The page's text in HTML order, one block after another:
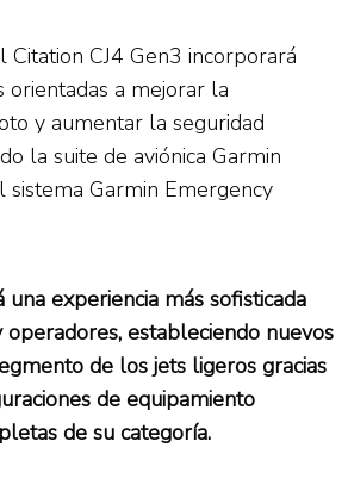
Citation CJ4 Gen3 incorporará
orientadas a mejorar la
y aumentar la seguridad
la suite de aviónica Garmin
Garmin Emergency
experiencia más sofisticada
estableciendo nuevos
de los jets ligeros gracias
de equipamiento
de su categoría.